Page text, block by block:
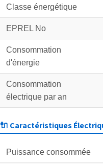
Classe énergétique
EPREL No
Consommation
d'énergie
Consommation
électrique par an
🔌 Caractéristiques
Puissance consommée